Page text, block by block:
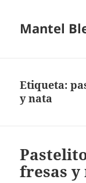
Mantel
Etiqueta:
y nata
fresas y